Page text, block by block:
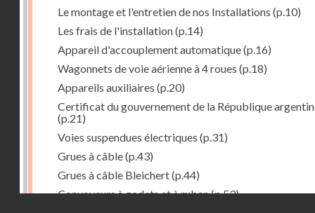
Le montage et l'entretien de nos Installations (p.10)
Les frais de l'installation(p.14)
Appareil d'accouplement automatique(p.16)
Wagonnets de voie aérienne à 4 roues (p.18)
Appareils auxiliaires (p.20)
Certificat du gouvernement de la République
(p.21)
Voies suspendues électriques (p.31)
Grues à câble(p.43)
Grues à câble Bleichert(p.44)
Convoyeurs à godets et à ruban(p.53)